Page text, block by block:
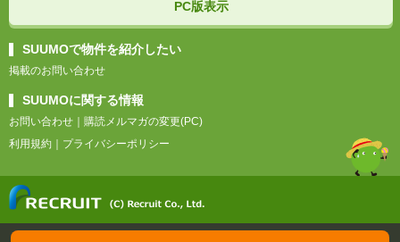
PC版表示
SUUMOで物件を紹介したい
掲載のお問い合わせ
SUUMOに関する情報
お問い合わせ ｜ 購読メルマガの変更(PC)
利用規約 ｜ プライバシーポリシー